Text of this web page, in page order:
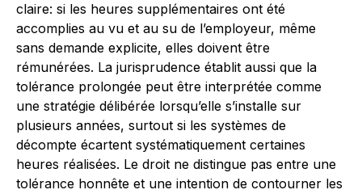
claire: si les heures supplémentaires ont été
accomplies au vu et au su de l’employeur, même
sans demande explicite, elles doivent être
rémunérées. La jurisprudence établit aussi que la
tolérance prolongée peut être interprétée comme
une stratégie délibérée lorsqu’elle s’installe sur
plusieurs années, surtout si les systèmes de
décompte écartent systématiquement certaines
heures réalisées. Le droit ne distingue pas entre une
tolérance honnête et une intention de contourner les